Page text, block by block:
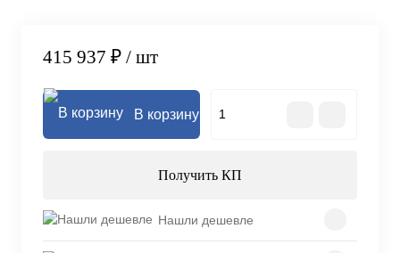
415 937 ₽ / шт
В корзину
Получить КП
Нашли дешевле